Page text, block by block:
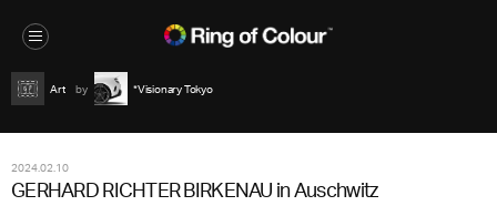
Art *Visionary Tokyo
2024.02.10
GERHARD RICHTER BIRKENAU in Auschwitz